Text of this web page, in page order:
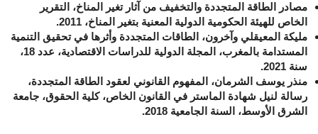
مصادر الطاقة المتجددة والتخفيف من آثار تغير المناخ، التقرير
الخاص للهيئة الحكومية الدولية المعنية بتغير المناخ، 2011.
مليكة المعيقلي وآخرون، الطاقات المتجددة وأثرها في تحقيق التنمية
المستدامة بالمغرب، المجلة الدولية للدراسات الاقتصادية، عدد 18،
سنة 2021.
منذر يوسف الشرمان، المفهوم القانوني لعقود الطاقة المتجددة،
رسالة لنيل شهادة الماستر في القانون الخاص، كلية الحقوق، جامعة
الشرق الأوسط، السنة الجامعية 2018.